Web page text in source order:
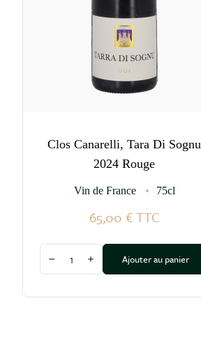
Clos Canarelli, Tara Di Sognu
2024 Rouge
Vin de France 75cl
65,00 €TTC
Diminuer la quantité
Augmenter la quantité
Ajouter au panier